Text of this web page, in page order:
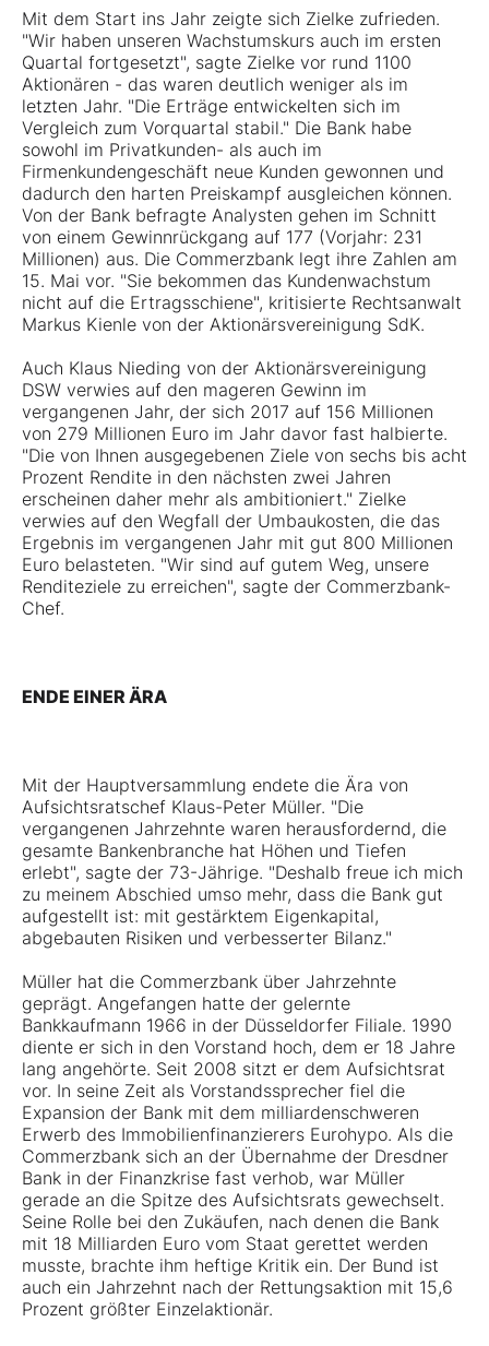
Mit dem Start ins Jahr zeigte sich Zielke zufrieden.
"Wir haben unseren Wachstumskurs auch im ersten
Quartal fortgesetzt", sagte Zielke vor rund 1100
Aktionären - das waren deutlich weniger als im
letzten Jahr. "Die Erträge entwickelten sich im
Vergleich zum Vorquartal stabil." Die Bank habe
sowohl im Privatkunden- als auch im
Firmenkundengeschäft neue Kunden gewonnen und
dadurch den harten Preiskampf ausgleichen können.
Von der Bank befragte Analysten gehen im Schnitt
von einem Gewinnrückgang auf 177 (Vorjahr: 231
Millionen) aus. Die Commerzbank legt ihre Zahlen am
15. Mai vor. "Sie bekommen das Kundenwachstum
nicht auf die Ertragsschiene", kritisierte Rechtsanwalt
Markus Kienle von der Aktionärsvereinigung SdK.
Auch Klaus Nieding von der Aktionärsvereinigung
DSW verwies auf den mageren Gewinn im
vergangenen Jahr, der sich 2017 auf 156 Millionen
von 279 Millionen Euro im Jahr davor fast halbierte.
"Die von Ihnen ausgegebenen Ziele von sechs bis acht
Prozent Rendite in den nächsten zwei Jahren
erscheinen daher mehr als ambitioniert." Zielke
verwies auf den Wegfall der Umbaukosten, die das
Ergebnis im vergangenen Jahr mit gut 800 Millionen
Euro belasteten. "Wir sind auf gutem Weg, unsere
Renditeziele zu erreichen", sagte der Commerzbank-
Chef.
ENDE EINER ÄRA
Mit der Hauptversammlung endete die Ära von
Aufsichtsratschef Klaus-Peter Müller. "Die
vergangenen Jahrzehnte waren herausfordernd, die
gesamte Bankenbranche hat Höhen und Tiefen
erlebt", sagte der 73-Jährige. "Deshalb freue ich mich
zu meinem Abschied umso mehr, dass die Bank gut
aufgestellt ist: mit gestärktem Eigenkapital,
abgebauten Risiken und verbesserter Bilanz."
Müller hat die Commerzbank über Jahrzehnte
geprägt. Angefangen hatte der gelernte
Bankkaufmann 1966 in der Düsseldorfer Filiale. 1990
diente er sich in den Vorstand hoch, dem er 18 Jahre
lang angehörte. Seit 2008 sitzt er dem Aufsichtsrat
vor. In seine Zeit als Vorstandssprecher fiel die
Expansion der Bank mit dem milliardenschweren
Erwerb des Immobilienfinanzierers Eurohypo. Als die
Commerzbank sich an der Übernahme der Dresdner
Bank in der Finanzkrise fast verhob, war Müller
gerade an die Spitze des Aufsichtsrats gewechselt.
Seine Rolle bei den Zukäufen, nach denen die Bank
mit 18 Milliarden Euro vom Staat gerettet werden
musste, brachte ihm heftige Kritik ein. Der Bund ist
auch ein Jahrzehnt nach der Rettungsaktion mit 15,6
Prozent größter Einzelaktionär.